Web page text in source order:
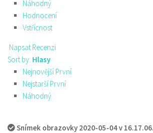
Náhodný
Hodnocení
Vstřícnost
Napsat Recenzi
Sort by: Hlasy
Nejnovější První
Nejstarší První
Náhodný
Snímek obrazovky 2020-05-04 v